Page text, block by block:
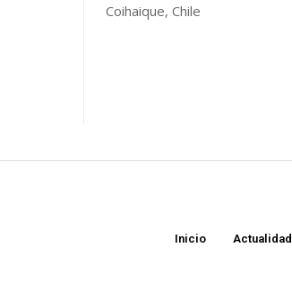
Coihaique, Chile
Inicio Actualidad